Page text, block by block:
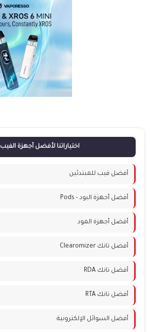
اختياراتنا لأفضل أجهزة الفيب
أفضل فيب للمبتدئين
أفضل أجهزة البود - Pods
أفضل أجهزة المود
أفضل تانك Clearomizer
أفضل تانك RDA
أفضل تانك RTA
أفضل السوائل الإلكترونية